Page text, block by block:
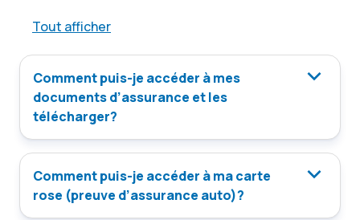
Tout afficher
Comment puis-je accéder à mes
documents d’assurance et les
télécharger?
Comment puis-je accéder à ma carte
rose (preuve d’assurance auto)?